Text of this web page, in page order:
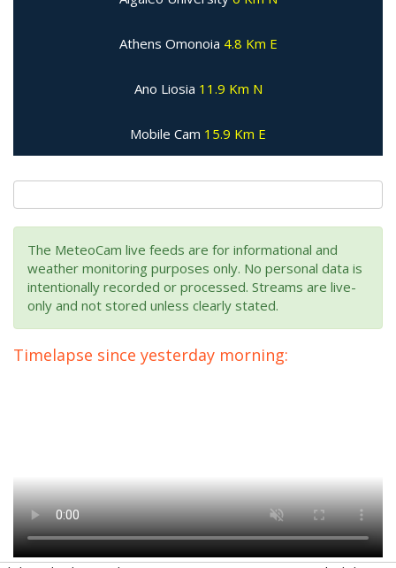
Athens Omonoia 4.8 Km E
Ano Liosia 11.9 Km N
Mobile Cam 15.9 Km E
The MeteoCam live feeds are for informational and
weather monitoring purposes only. No personal data is
intentionally recorded or processed. Streams are live-
only and not stored unless clearly stated.
Timelapse since yesterday morning: